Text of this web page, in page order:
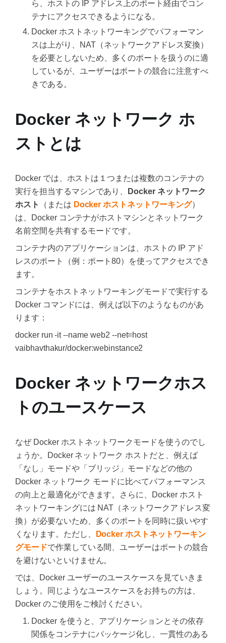
ら、ホストの IP アドレス上のポート経由でコン
テナにアクセスできるようになる。
Docker ホストネットワーキングでパフォーマン
スは上がり、NAT（ネットワークアドレス変換）
を必要としないため、多くのポートを扱うのに適
しているが、ユーザーはポートの競合に注意すべ
きである。
Docker ネットワーク ホ
ストとは
Docker では、ホストは１つまたは複数のコンテナの
実行を担当するマシンであり、
Docker ネットワーク
ホスト
（または Docker ホストネットワーキング）
は、Docker コンテナがホストマシンとネットワーク
名前空間を共有するモードです。
コンテナ内のアプリケーションは、ホストの IP アド
レスのポート（例：ポート80）を使ってアクセスでき
ます。
コンテナをホストネットワーキングモードで実行する
Docker コマンドには、例えば以下のようなものがあ
ります：
docker run -it --name web2 --net=host
vaibhavthakur/docker:webinstance2
Docker ネットワークホス
トのユースケース
なぜ Docker ホストネットワークモードを使うのでし
ょうか。Docker ネットワーク ホストだと、例えば
「なし」モードや「ブリッジ」モードなどの他の
Docker ネットワーク モードに比べてパフォーマンス
の向上と最適化ができます。さらに、Docker ホスト
ネットワーキングには NAT（ネットワークアドレス変
換）が必要ないため、多くのポートを同時に扱いやす
くなります。ただし、
Docker ホストネットワーキン
グモードで作業している間、ユーザーはポートの競合
を避けないといけません。
では、Docker ユーザーのユースケースを見ていきま
しょう。同じようなユースケースをお持ちの方は、
Docker のご使用をご検討ください。
Docker を使うと、アプリケーションとその依存
関係をコンテナにパッケージ化し、一貫性のある